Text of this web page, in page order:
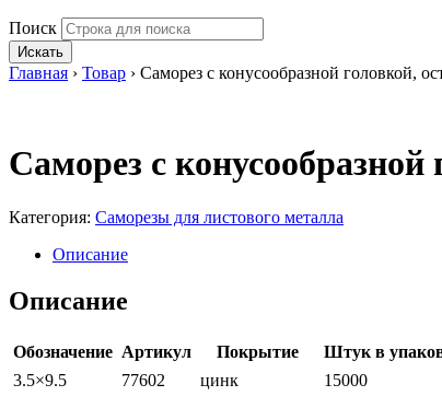
Поиск
Искать
Главная › Товар › Саморез с конусообразной головкой,
Саморез с
Категория: Саморезы для листового металла
Описание
Описание
Обозначение Артикул Покрытие
Штук в
3.5×9.5
77602 цинк
15000